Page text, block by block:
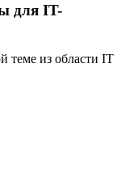
для IT-
теме из области IT